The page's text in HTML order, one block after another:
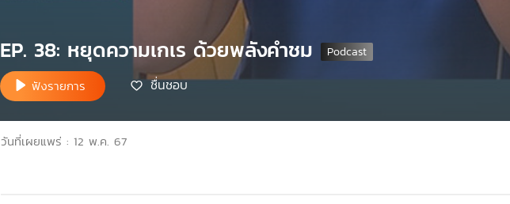
EP. 38: หยุดความเกเร ด้วยพลังคำชม
ฟังรายการ ชื่นชอบ
วันที่เผยแพร่ : 12 พ.ค. 67